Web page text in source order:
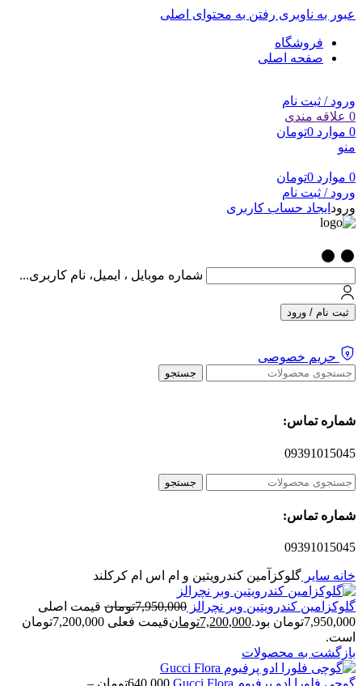
عبور به ناوبری رفتن به محتوای اصلی
فروشگاه
صفحه اصلی
ورود / ثبت نام
0 علاقه مندی
0 موارد 0تومان
منو
0 موارد 0تومان
ورود / ثبت نام
ورود ایجاد حساب کاربری
شماره موبایل ، ایمیل، نام کاربری...
ثبت نام / ورود
حریم خصوصی
جستجو
شماره تماس:
09391015045
جستجو
شماره تماس:
09391015045
خانه سایر گلوکزآمین کندرویتین و ام اس ام کرکلند
گلوکزامین کندرویتین وبر نچرالز 7,950,000تومان قیمت اصلی
7,950,000تومان بود.
7,200,000تومان
قیمت فعلی 7,200,000تومان
است.
بازگشت به محصولات